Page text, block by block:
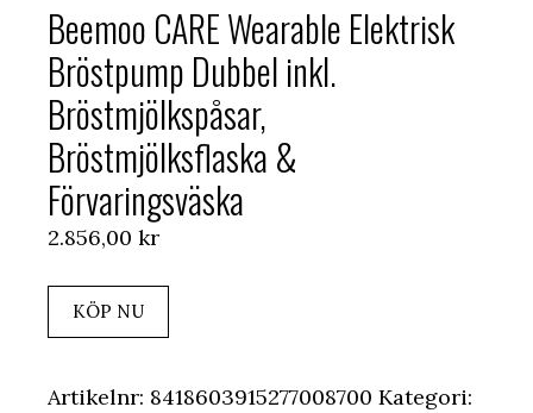
Beemoo CARE Wearable Elektrisk
Bröstpump Dubbel inkl.
Bröstmjölkspåsar,
Bröstmjölksflaska &
Förvaringsväska
2.856,00 kr
KÖP NU
Artikelnr: 8418603915277008700 Kategori: